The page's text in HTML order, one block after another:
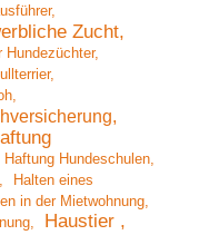
Zucht
Hundezüchter
Haftung Hundeschulen
Halten eines
in der Mietwohnung
Haustier